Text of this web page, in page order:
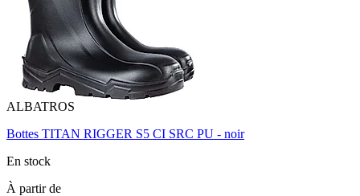
ALBATROS
Bottes TITAN RIGGER S5 CI SRC PU - noir
En stock
À partir de